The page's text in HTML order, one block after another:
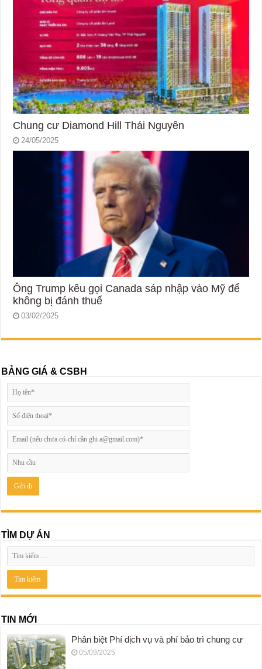
Chung cư Diamond Hill Thái Nguyên
24/05/2025
Ông Trump kêu gọi Canada sáp nhập vào Mỹ để
không bị đánh thuế
03/02/2025
BẢNG GIÁ & CSBH
TÌM DỰ ÁN
TIN MỚI
Phân biệt Phí dịch vụ và phí bảo trì chung cư
05/09/2025